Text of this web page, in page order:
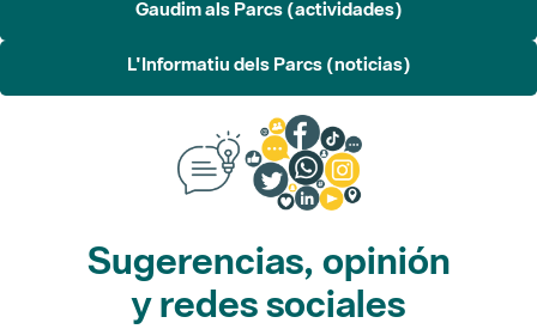
Gaudim als Parcs (actividades)
L'Informatiu dels Parcs (noticias)
Sugerencias, opinión
y redes sociales